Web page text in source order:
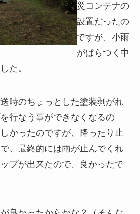
災コンテナの
設置だったの
ですが、小雨
がぱらつく中
た。
時のちょっとした塗装剥がれ
行なう事ができなくなるの
かったのですが、降ったり止
、最終的には雨が止んでくれ
プが出来たので、良かったで